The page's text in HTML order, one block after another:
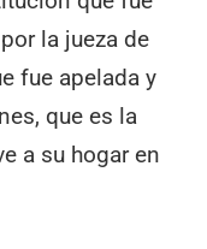
la jueza de
fue apelada y
que es la
a su hogar en